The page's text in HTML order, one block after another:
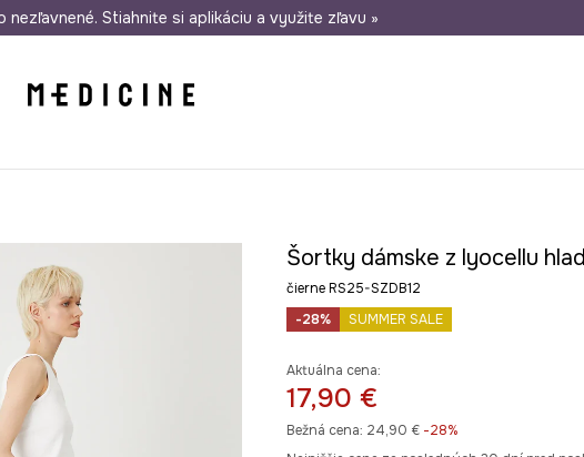
Odoslanie aj do 24 hodín 30 dní na vrátenie tovaru
nezľavnené. Stiahnite si aplikáciu a využite zľavu »
Šortky dámske z lyocellu
čierne RS25-SZDB12
-28%
SUMMER SALE
Aktuálna cena:
17,90 €
Bežná cena: 24,90 €-28%